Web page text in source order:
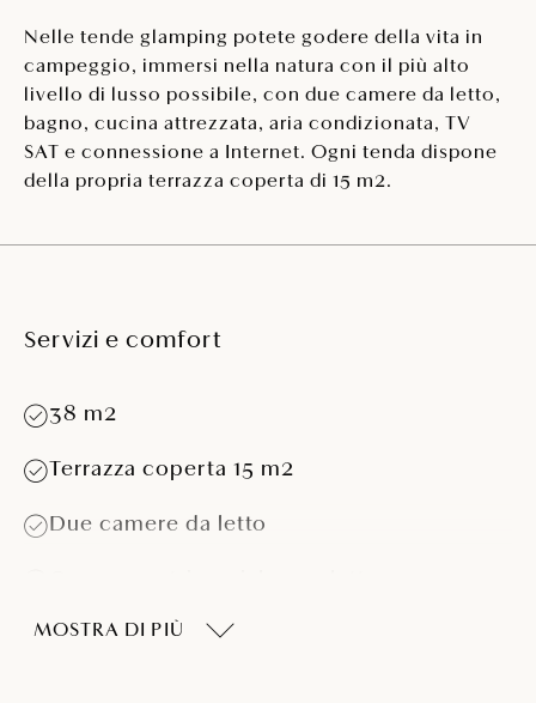
Nelle tende glamping potete godere della vita in
campeggio, immersi nella natura con il più alto
livello di lusso possibile, con due camere da letto,
bagno, cucina attrezzata, aria condizionata, TV
SAT e connessione a Internet. Ogni tenda dispone
della propria terrazza coperta di 15 m2.
Servizi e comfort
38 m2
Terrazza coperta 15 m2
Due camere da letto
Camera da letto con due letti singoli (80 x
MOSTRA DI PIÙ